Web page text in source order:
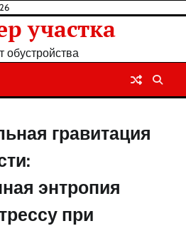
участка
обустройства
гравитация
энтропия
при